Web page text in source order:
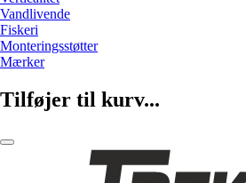
Vandlivende
Fiskeri
Monteringsstøtter
Mærker
Tilføjer til kurv...